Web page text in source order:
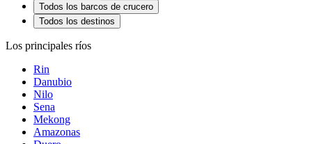
Todos los barcos de crucero
Todos los destinos
Los principales ríos
Rin
Danubio
Nilo
Sena
Mekong
Amazonas